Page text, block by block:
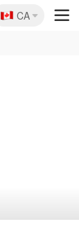
🇨🇦
CA